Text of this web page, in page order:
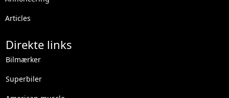
Articles
Direkte links
Bilmærker
Superbiler